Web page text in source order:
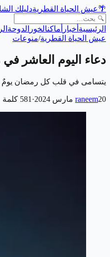
🌴عيش الحياة القطريةدليلك
الرئيسية أخبار أماكنالخور الدوحة
عيش الحياة القطرية/منوعات
دعاء اليوم العاشر
يتسامى في قلب كل رمضان يومٌ
raneem20 مارس 2024 ·
581 كلمة